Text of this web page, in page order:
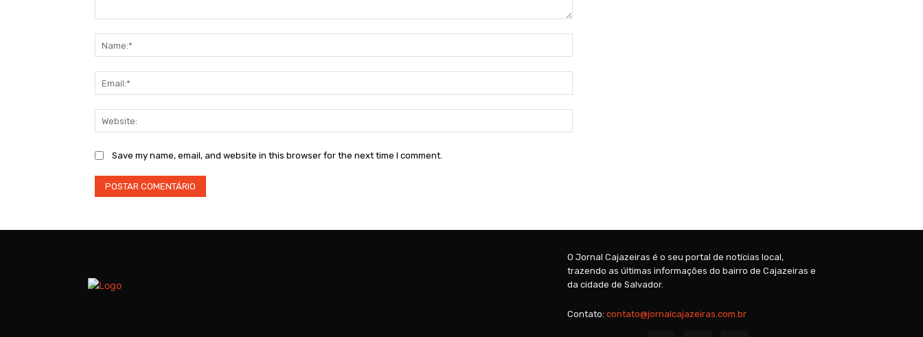
Save my name, email, and website in this browser for the next time I comment.
O Jornal Cajazeiras é o seu portal de notícias local,
trazendo as últimas informações do bairro de Cajazeiras e
da cidade de Salvador.
Contato: contato@jornalcajazeiras.com.br